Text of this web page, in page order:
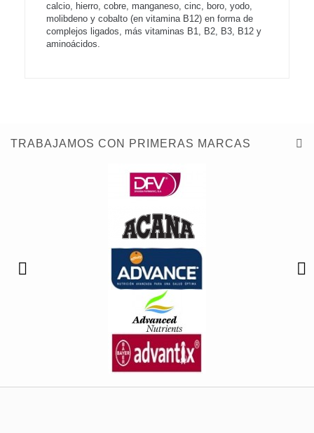
calcio, hierro, cobre, manganeso, cinc, boro, yodo,
molibdeno y cobalto (en vitamina B12) en forma de
complejos ligados, más vitaminas B1, B2, B3, B12 y
aminoácidos.
TRABAJAMOS CON PRIMERAS MARCAS